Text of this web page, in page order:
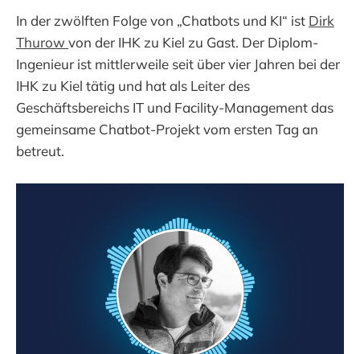
In der zwölften Folge von „Chatbots und KI“ ist Dirk
Thurow von der IHK zu Kiel zu Gast. Der Diplom-
Ingenieur ist mittlerweile seit über vier Jahren bei der
IHK zu Kiel tätig und hat als Leiter des
Geschäftsbereichs IT und Facility-Management das
gemeinsame Chatbot-Projekt vom ersten Tag an
betreut.